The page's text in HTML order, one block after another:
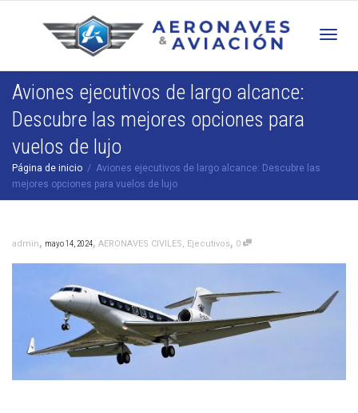
Aviones ejecutivos de largo alcance:
Descubre las mejores opciones para
vuelos de lujo
Página de inicio
Aviones ejecutivos de largo alcance: Descubre las
mejores opciones para vuelos de lujo
admin, mayo 14, 2024, AERONAVES CIVILES, Ejecutivos, 0